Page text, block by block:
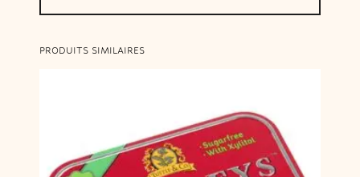
5
,
€
5
PRODUITS SIMILAIRES